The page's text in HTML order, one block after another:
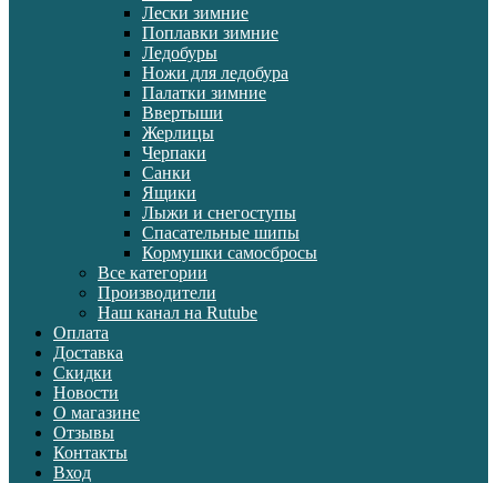
Лески зимние
Поплавки зимние
Ледобуры
Ножи для ледобура
Палатки зимние
Ввертыши
Жерлицы
Черпаки
Санки
Ящики
Лыжи и снегоступы
Спасательные шипы
Кормушки самосбросы
Все категории
Производители
Наш канал на Rutube
Оплата
Доставка
Скидки
Новости
О магазине
Отзывы
Контакты
Вход